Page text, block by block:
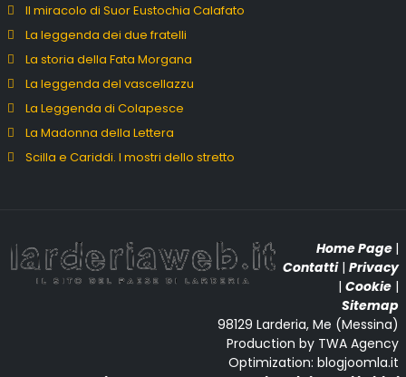
Il miracolo di Suor Eustochia Calafato
La leggenda dei due fratelli
La storia della Fata Morgana
La leggenda del vascellazzu
La Leggenda di Colapesce
La Madonna della Lettera
Scilla e Cariddi. I mostri dello stretto
Home Page |
Contatti| Privacy
| Cookie |
Sitemap
98129 Larderia, Me (Messina)
Production by TWA Agency
Optimization: blogjoomla.it